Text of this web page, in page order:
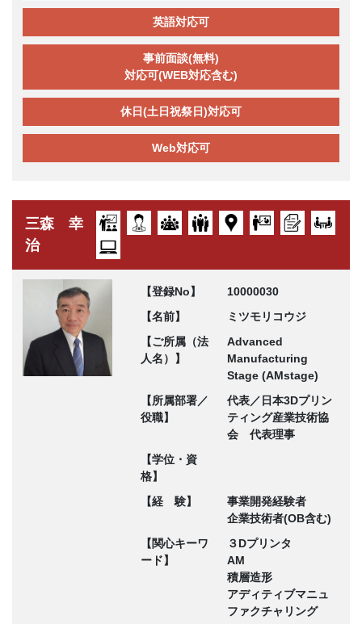
英語対応可
事前面談(無料)
対応可(WEB対応含む)
休日(土日祝祭日)対応可
Web対応可
三森 幸
治
【登録No】
10000030
【名前】
ミツモリコウジ
【ご所属（法
人名）】
Advanced
Manufacturing
Stage (AMstage)
【所属部署／
役職】
代表／日本3Dプリン
ティング産業技術協
会 代表理事
【学位・資
格】
【経 験】
事業開発経験者
企業技術者(OB含む)
【関心キーワ
ード】
３Dプリンタ
AM
積層造形
アディティブマニュ
ファクチャリング